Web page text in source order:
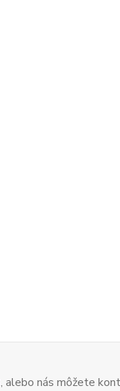
, alebo nás môžete